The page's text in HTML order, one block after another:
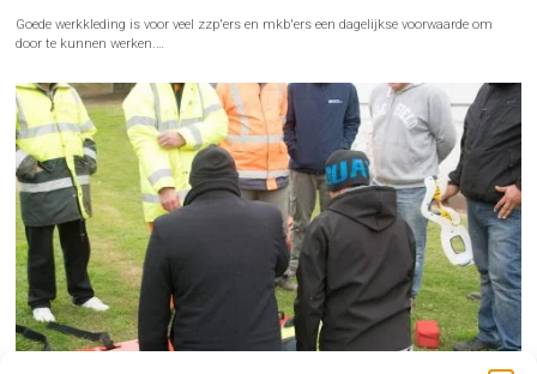
Goede werkkleding is voor veel zzp'ers en mkb'ers een dagelijkse voorwaarde om
door te kunnen werken.…